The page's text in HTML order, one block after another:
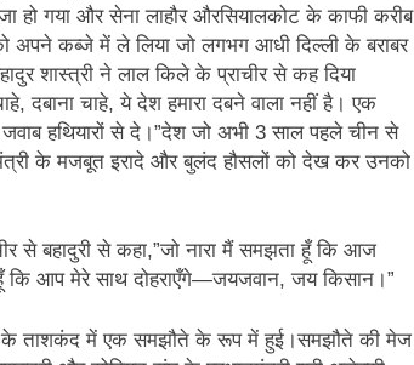
हो गया और सेना लाहौर औरसियालकोट के काफी करीब
अपने कब्जे में ले लिया जो लगभग आधी दिल्ली के बराबर
शास्त्री ने लाल किले के प्राचीर से कह दिया
दबाना चाहे, ये देश हमारा दबने वाला नहीं है। एक
जवाब हथियारों से दे।”देश जो अभी 3 साल पहले चीन से
के मजबूत इरादे और बुलंद हौसलों को देख कर उनको
से बहादुरी से कहा,”जो नारा मैं समझता हूँ कि आज
आप मेरे साथ दोहराएँगे—जयजवान, जय किसान।”
के ताशकंद में एक समझौते के रूप में हुई।समझौते की मेज